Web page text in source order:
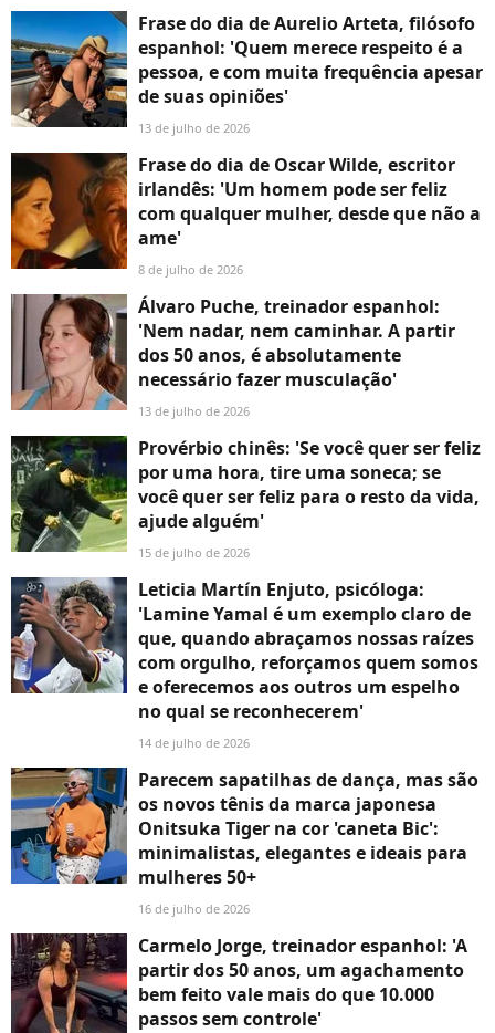
Frase do dia de Aurelio Arteta, filósofo
espanhol: 'Quem merece respeito é a
pessoa, e com muita frequência apesar
de suas opiniões'
13 de julho de 2026
Frase do dia de Oscar Wilde, escritor
irlandês: 'Um homem pode ser feliz
com qualquer mulher, desde que não a
ame'
8 de julho de 2026
Álvaro Puche, treinador espanhol:
'Nem nadar, nem caminhar. A partir
dos 50 anos, é absolutamente
necessário fazer musculação'
13 de julho de 2026
Provérbio chinês: 'Se você quer ser feliz
por uma hora, tire uma soneca; se
você quer ser feliz para o resto da vida,
ajude alguém'
15 de julho de 2026
Leticia Martín Enjuto, psicóloga:
'Lamine Yamal é um exemplo claro de
que, quando abraçamos nossas raízes
com orgulho, reforçamos quem somos
e oferecemos aos outros um espelho
no qual se reconhecerem'
14 de julho de 2026
Parecem sapatilhas de dança, mas são
os novos tênis da marca japonesa
Onitsuka Tiger na cor 'caneta Bic':
minimalistas, elegantes e ideais para
mulheres 50+
16 de julho de 2026
Carmelo Jorge, treinador espanhol: 'A
partir dos 50 anos, um agachamento
bem feito vale mais do que 10.000
passos sem controle'